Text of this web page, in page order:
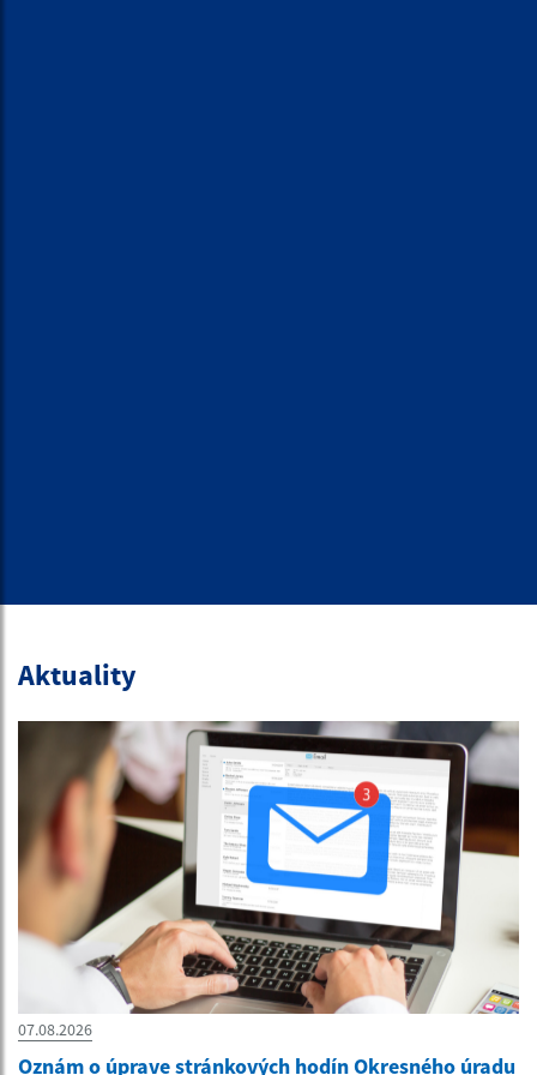
Aktuality
07.08.2026
Oznám o úprave stránkových hodín Okresného úradu